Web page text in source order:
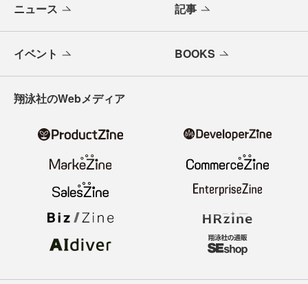
ニュース 記事
イベント BOOKS
翔泳社のWebメディア